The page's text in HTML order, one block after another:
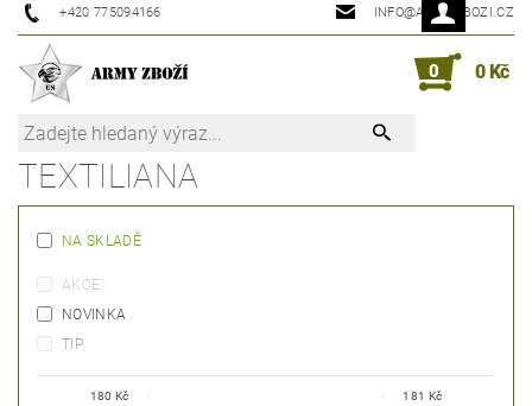
+420 775094166 INFO@ARMYZBOZI.CZ
0 0 Kč
TEXTILIANA
NA SKLADĚ
AKCE
NOVINKA
TIP
180 Kč 181 Kč